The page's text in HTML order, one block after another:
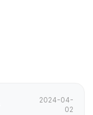
2024-04-
02